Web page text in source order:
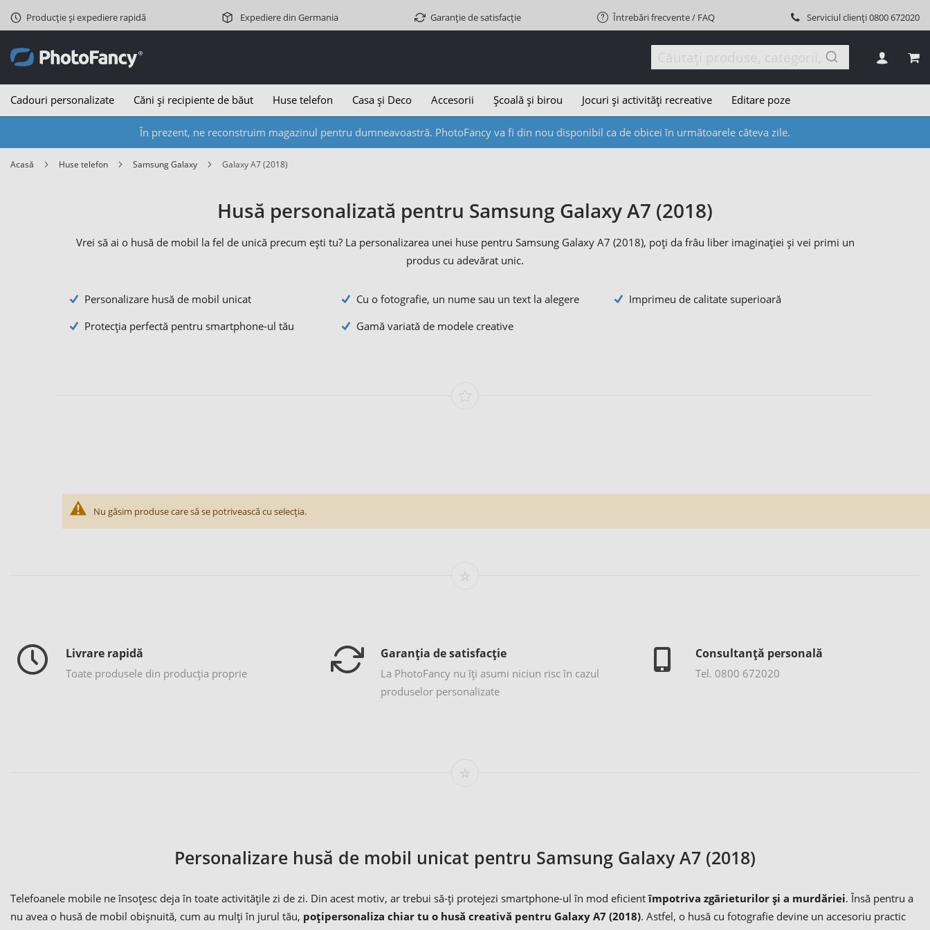
Producție și expediere rapidă Expediere din Germania Garanție de satisfacție Întrebări frecvente / FAQ Serviciul clienți0800 672020
Cadouri personalizate Căni și recipiente de băut Huse telefon Casa și Deco Accesorii Școală și birou Jocuri și activități recreative Editare poze
În prezent, ne reconstruim magazinul pentru dumneavoastră. PhotoFancy va fi din nou disponibil ca de obicei în următoarele câteva zile.
Acasă Huse telefon Samsung Galaxy Galaxy A7 (2018)
Husă personalizată pentru Samsung Galaxy A7 (2018)
Vrei să ai o husă de mobil la fel de unică precum ești tu? La personalizarea unei huse pentru Samsung Galaxy A7 (2018), poți da frâu liber imaginației și vei primi un
produs cu adevărat unic.
Personalizare husă de mobil unicat
Protecția perfectă pentru smartphone-ul tău
Cu o fotografie, un nume sau un text la alegere
Gamă variată de modele creative
Imprimeu de calitate superioară
Nu găsim produse care să se potrivească cu selecția.
Livrare rapidă
Toate produsele din producția proprie
Garanția de satisfacție
La PhotoFancy nu îţi asumi niciun risc în cazul
produselor personalizate
Consultanță personală
Tel. 0800 672020
Personalizare husă de mobil unicat pentru Samsung Galaxy A7 (2018)
Telefoanele mobile ne însoțesc deja în toate activitățile zi de zi. Din acest motiv, ar trebui să-ți protejezi smartphone-ul în mod eficientîmpotriva zgârieturilor și a murdăriei. Însă pentru a
nu avea o husă de mobil obișnuită, cum au mulți în jurul tău, poțipersonaliza chiar tu o husă creativă pentru Galaxy A7 (2018). Astfel, o husă cu fotografie devine un accesoriu practic